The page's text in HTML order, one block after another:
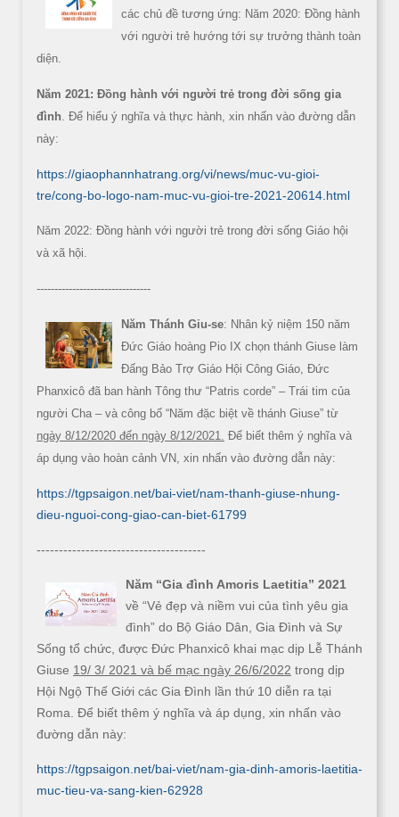
các chủ đề tương ứng: Năm 2020: Đồng hành
với người trẻ hướng tới sự trưởng thành toàn
diện.
Năm 2021: Đồng hành với người trẻ trong đời sống gia
đình. Để hiểu ý nghĩa và thực hành, xin nhấn vào đường dẫn
này:
https://giaophannhatrang.org/vi/news/muc-vu-gioi-
tre/cong-bo-logo-nam-muc-vu-gioi-tre-2021-20614.html
Năm 2022: Đồng hành với người trẻ trong đời sống Giáo hội
và xã hội.
--------------------------------
Năm Thánh Giu-se: Nhân kỷ niệm 150 năm
Đức Giáo hoàng Pio IX chọn thánh Giuse làm
Đấng Bảo Trợ Giáo Hội Công Giáo, Đức
Phanxicô đã ban hành Tông thư “Patris corde” – Trái tim của
người Cha – và công bố “Năm đặc biệt về thánh Giuse” từ
ngày 8/12/2020 đến ngày 8/12/2021. Để biết thêm ý nghĩa và
áp dụng vào hoàn cảnh VN, xin nhấn vào đường dẫn này:
https://tgpsaigon.net/bai-viet/nam-thanh-giuse-nhung-
dieu-nguoi-cong-giao-can-biet-61799
--------------------------------------
Năm “Gia đình Amoris Laetitia” 2021
về “Vẻ đẹp và niềm vui của tình yêu gia
đình” do Bộ Giáo Dân, Gia Đình và Sự
Sống tổ chức, được Đức Phanxicô khai mạc dịp Lễ Thánh
Giuse 19/ 3/ 2021 và bế mạc ngày 26/6/2022 trong dịp
Hội Ngộ Thế Giới các Gia Đình lần thứ 10 diễn ra tại
Roma. Để biết thêm ý nghĩa và áp dụng, xin nhấn vào
đường dẫn này:
https://tgpsaigon.net/bai-viet/nam-gia-dinh-amoris-laetitia-
muc-tieu-va-sang-kien-62928